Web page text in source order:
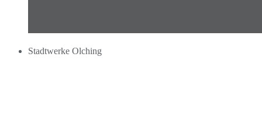
Stadtwerke Olching